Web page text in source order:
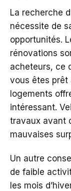
La recherche
nécessite de
opportunités.
rénovations
acheteurs, ce
vous êtes prêt
logements
intéressant.
travaux avant
mauvaises
Un autre
de faible
les mois